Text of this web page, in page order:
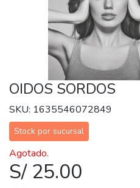
OIDOS SORDOS
SKU: 1635546072849
Stock por sucursal
Agotado.
S/ 25.00